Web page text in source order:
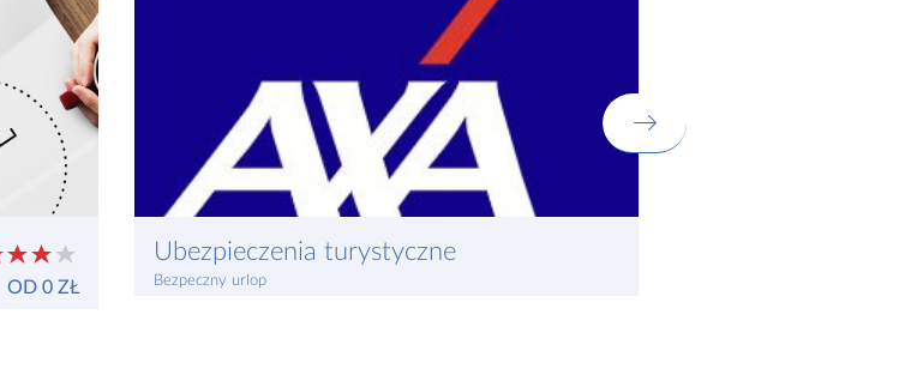
OD 0 ZŁ
Ubezpieczenia turystyczne
Bezpeczny urlop